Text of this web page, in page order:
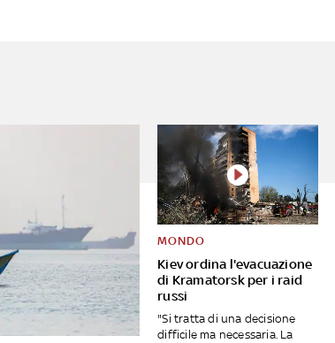
Kiev ordina l'evacuazione
di Kramatorsk per i raid
russi
MONDO
"Si tratta di una decisione
difficile ma necessaria. La